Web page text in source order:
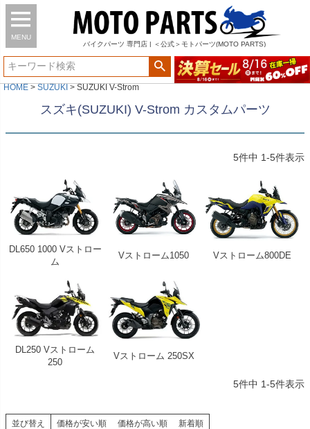
MENU
バイク パーツ 専門店 | ＜公式＞モトパーツ(MOTO PARTS)
HOME SUZUKI SUZUKI V-Strom
スズキ(SUZUKI) V-Strom カスタムパーツ
5件中 1-5件表示
DL650 1000 Vストロー
ム
Vストローム1050 Vストローム800DE
DL250 Vストローム
250
Vストローム 250SX
5件中 1-5件表示
並び替え 価格が安い順 価格が高い順 新着順